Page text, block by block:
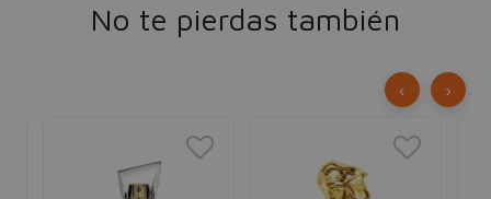
No te pierdas también
‹ ›